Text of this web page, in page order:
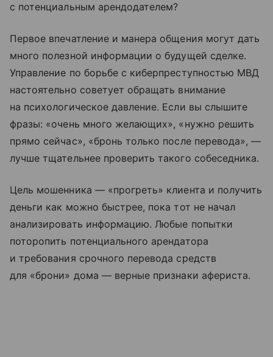
с потенциальным арендодателем?
Первое впечатление и манера общения могут дать
много полезной информации о будущей сделке.
Управление по борьбе с киберпреступностью МВД
настоятельно советует обращать внимание
на психологическое давление. Если вы слышите
фразы: «очень много желающих», «нужно решить
прямо сейчас», «бронь только после перевода», —
лучше тщательнее проверить такого собеседника.
Цель мошенника — «прогреть» клиента и получить
деньги как можно быстрее, пока тот не начал
анализировать информацию. Любые попытки
поторопить потенциального арендатора
и требования срочного перевода средств
для «брони» дома — верные признаки афериста.